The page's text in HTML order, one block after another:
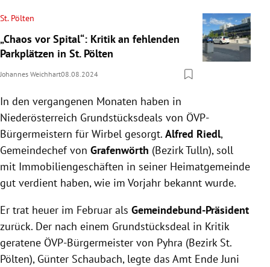
St. Pölten
„Chaos vor Spital“: Kritik an fehlenden
Parkplätzen in St. Pölten
Johannes Weichhart08.08.2024
In den vergangenen Monaten haben in
Niederösterreich Grundstücksdeals von ÖVP-
Bürgermeistern für Wirbel gesorgt. Alfred Riedl,
Gemeindechef von Grafenwörth (Bezirk Tulln), soll
mit Immobiliengeschäften in seiner Heimatgemeinde
gut verdient haben, wie im Vorjahr bekannt wurde.
Er trat heuer im Februar als Gemeindebund-Präsident
zurück. Der nach einem Grundstücksdeal in Kritik
geratene ÖVP-Bürgermeister von Pyhra (Bezirk St.
Pölten), Günter Schaubach, legte das Amt Ende Juni